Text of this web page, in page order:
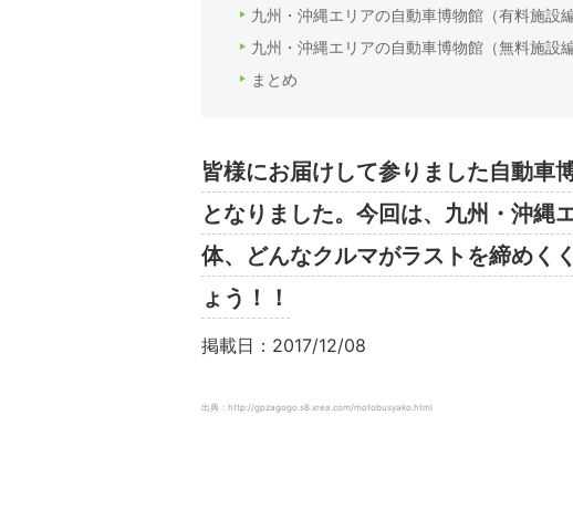
九州・沖縄エリアの自動車博物館（有料施設編
九州・沖縄エリアの自動車博物館（無料施設編
まとめ
皆様にお届けして参りました自動車
となりました。今回は、九州・沖縄
体、どんなクルマがラストを締めく
ょう！！
掲載日：2017/12/08
出典：http://gpzagogo.s8.xrea.com/motobusyako.html